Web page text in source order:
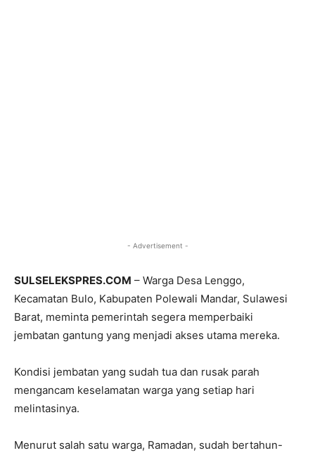
- Advertisement -
SULSELEKSPRES.COM – Warga Desa Lenggo,
Kecamatan Bulo, Kabupaten Polewali Mandar, Sulawesi
Barat, meminta pemerintah segera memperbaiki
jembatan gantung yang menjadi akses utama mereka.
Kondisi jembatan yang sudah tua dan rusak parah
mengancam keselamatan warga yang setiap hari
melintasinya.
Menurut salah satu warga, Ramadan, sudah bertahun-